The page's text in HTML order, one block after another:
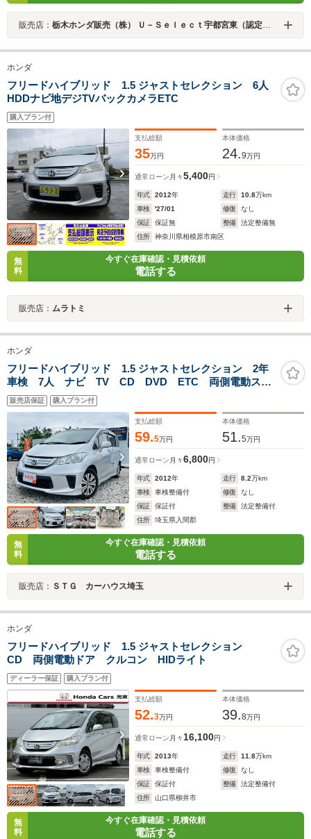
販売店： 栃木ホンダ販売（株） Ｕ－Ｓｅｌｅｃｔ宇都宮東（認定中古車取扱店）
ホンダ
フリードハイブリッド 1.5 ジャストセレクション 6人
HDDナビ地デジTVバックカメラETC
購入プラン付
支払総額
35万円
本体価格
24.9万円
通常ローン 月々5,400円
年式 2012年 走行 10.8万km
車検
'27/01 修復
なし
保証
保証無 整備
法定整備無
住所
神奈川県相模原市南区
無
料
今すぐ在庫確認・見積依頼
電話する
販売店： ムラトミ
ホンダ
フリードハイブリッド 1.5 ジャストセレクション 2年
車検 7人 ナビ TV CD DVD ETC 両側電動スラ
イドドア アルミホイール オートエアコン・ライト
クルーズコントロール ウインカーミラー キーレス
パワーウインド ハーフレザーシート ワンオーナー
販売店保証 購入プラン付
支払総額
59.5万円
本体価格
51.5万円
通常ローン 月々6,800円
年式 2012年 走行 8.2万km
車検
車検整備付 修復
なし
保証
保証付 整備
法定整備付
住所
埼玉県入間郡
無
料
今すぐ在庫確認・見積依頼
電話する
販売店： ＳＴＧ カーハウス埼玉
ホンダ
フリードハイブリッド 1.5 ジャストセレクション
CD 両側電動ドア クルコン HIDライト
ディーラー保証 購入プラン付
支払総額
52.3万円
本体価格
39.8万円
通常ローン 月々 16,100円
年式 2013年 走行 11.8万km
車検
車検整備付 修復
なし
保証
保証付 整備
法定整備付
住所
山口県柳井市
無
料
今すぐ在庫確認・見積依頼
電話する